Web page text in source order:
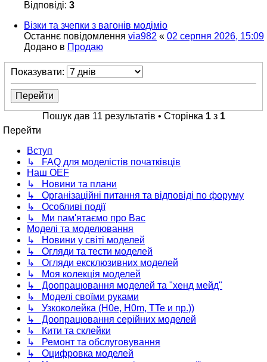
Відповіді: 3
Візки та зчепки з вагонів модіміо
Останнє повідомлення via982 « 02 серпня 2026, 15:09
Додано в Продаю
Показувати:
Пошук дав 11 результатів • Сторінка 1з 1
Перейти
Вступ
↳ FAQ для моделістів початківців
Наш OEF
↳ Новини та плани
↳ Організаційні питання та відповіді по форуму
↳ Особливі події
↳ Ми пам'ятаємо про Вас
Моделі та моделювання
↳ Новини у світі моделей
↳ Огляди та тести моделей
↳ Огляди ексклюзивних моделей
↳ Моя колекція моделей
↳ Доопрацювання моделей та "хенд мейд"
↳ Моделі своїми руками
↳ Узкоколейка (H0e, H0m, TTe и пр.))
↳ Доопрацювання серійних моделей
↳ Кити та склейки
↳ Ремонт та обслуговування
↳ Оцифровка моделей